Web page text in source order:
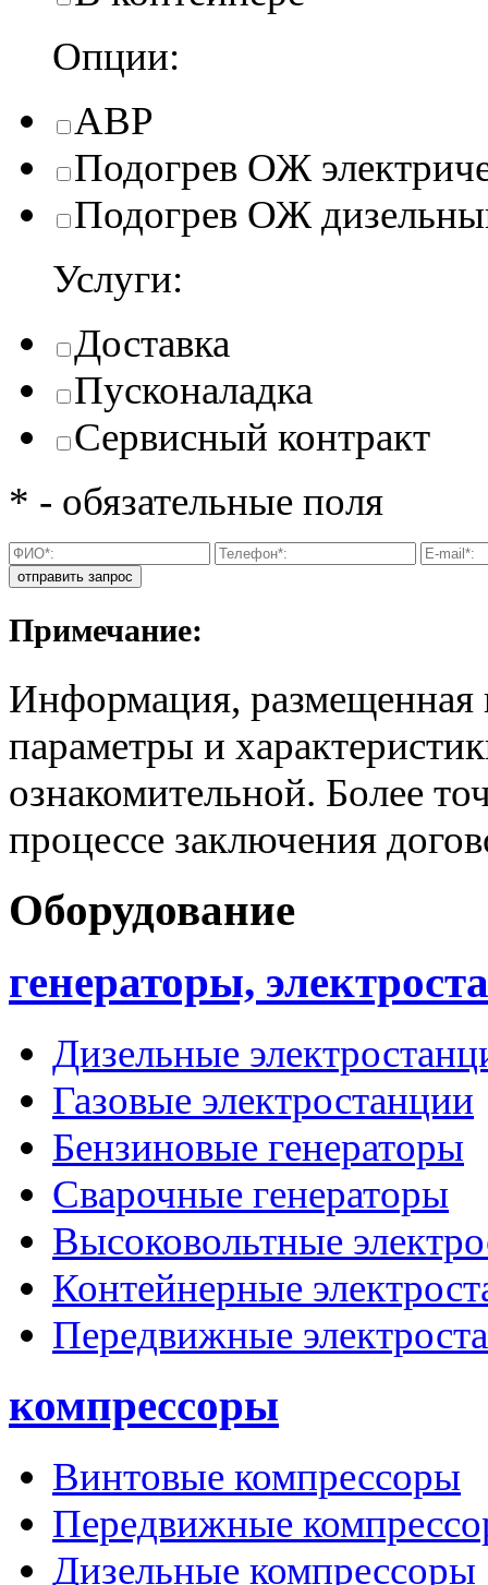
Опции:
АВР
Подогрев ОЖ
Подогрев ОЖ
Услуги:
Доставка
Пусконаладка
Сервисный контракт
* - обязательные поля
Примечание:
Информация, размещенная
параметры и
ознакомительной. Более
процессе заключения
Оборудование
генераторы,
Дизельные
Газовые электростанции
Бензиновые генераторы
Сварочные генераторы
Высоковольтные
Контейнерные
Передвижные
компрессоры
Винтовые компрессоры
Передвижные
Дизельные компрессоры